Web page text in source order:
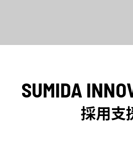
SUMIDA
採用支